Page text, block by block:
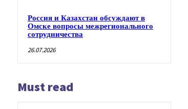
Россия и Казахстан обсуждают в
Омске вопросы межрегионального
сотрудничества
26.07.2026
Must read